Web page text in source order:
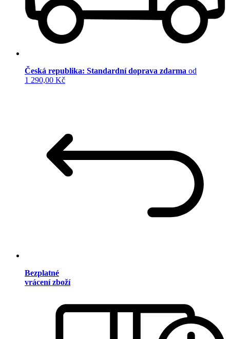
Česká republika: Standardní doprava zdarma od
1 290,00 Kč
Bezplatné
vrácení zboží